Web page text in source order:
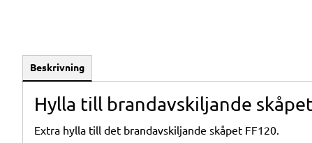
Beskrivning
Hylla till brandavskiljande
Extra hylla till det brandavskiljande skåpet FF120.